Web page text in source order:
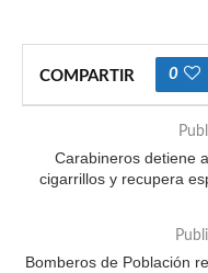
COMPARTIR 0
Carabineros detiene
cigarrillos y recupera
Bomberos de Población